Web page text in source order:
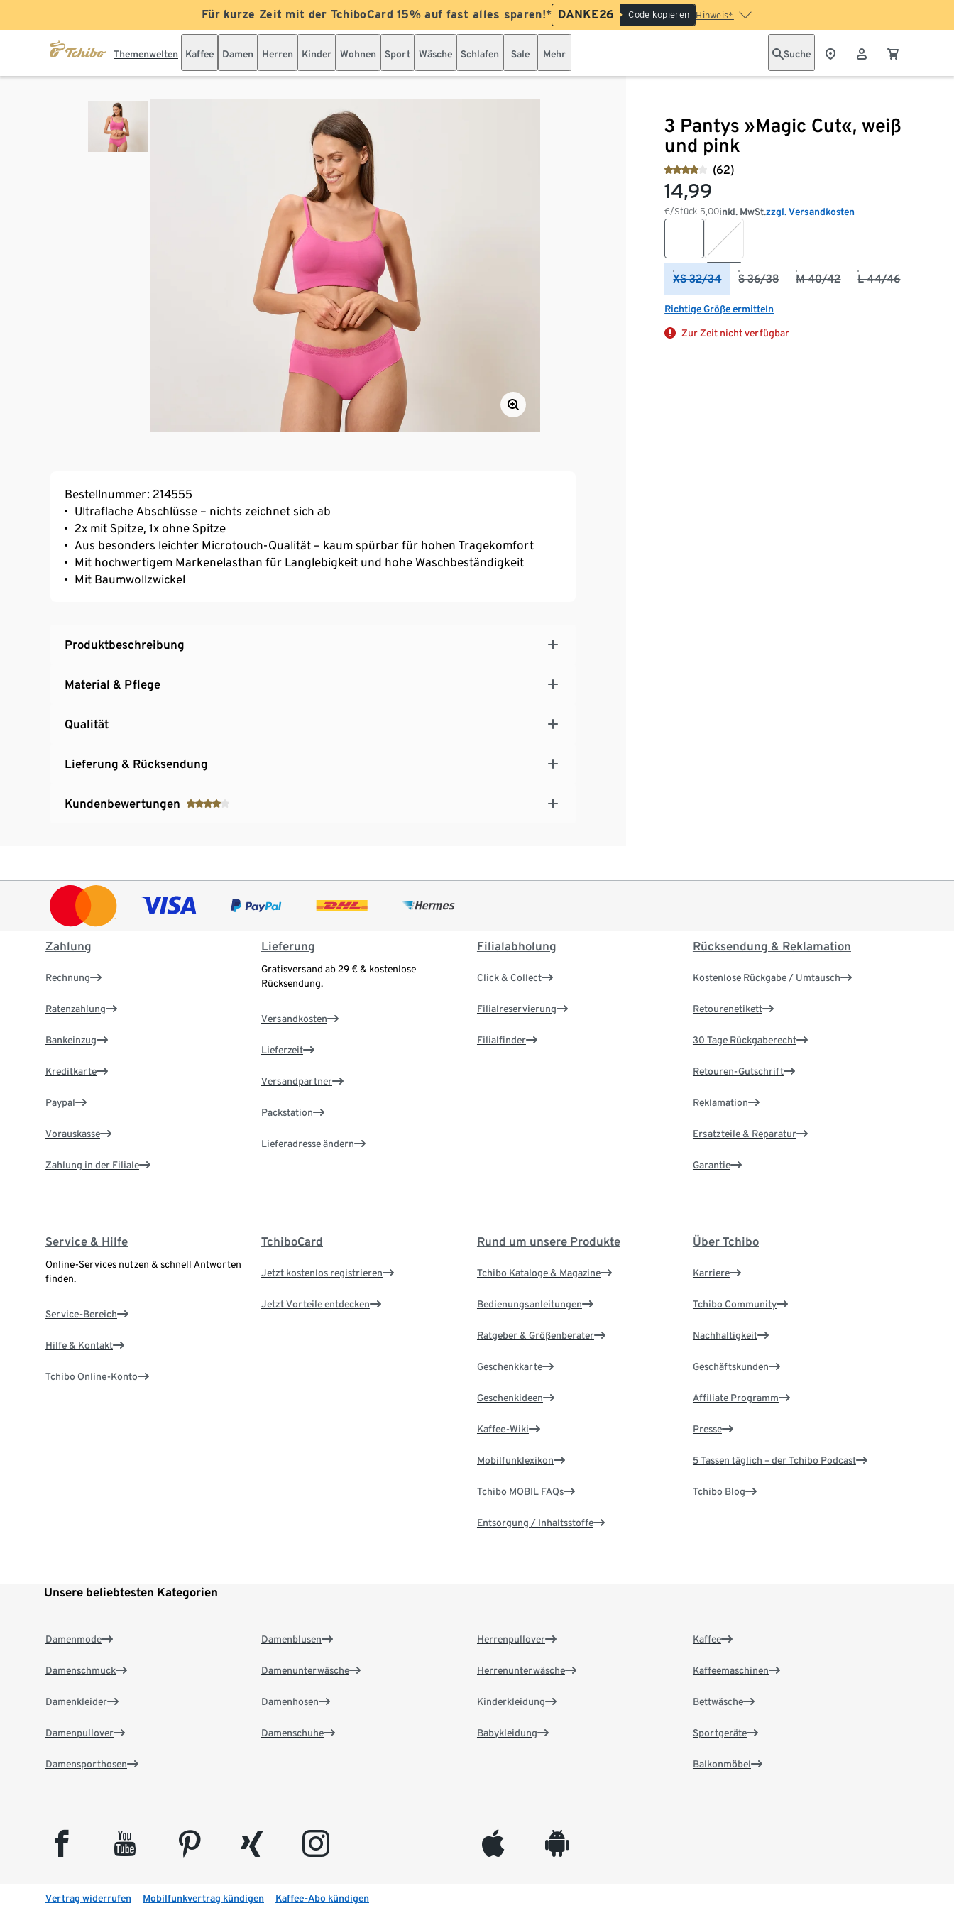
Für kurze Zeit mit der TchiboCard 15% auf fast alles sparen!* DANKE26 Code kopieren Hinweis*
Themenwelten Kaffee Damen Herren Kinder Wohnen Sport Wäsche Schlafen Sale Mehr Suche
3 Pantys »Magic Cut«, weiß
und pink
(62)
14,99
€/Stück 5,00inkl. MwSt.zzgl. Versandkosten
XS 32/34 S 36/38 M 40/42 L 44/46
Richtige Größe ermitteln
Zur Zeit nicht verfügbar
Bestellnummer: 214555
Ultraflache Abschlüsse – nichts zeichnet sich ab
2x mit Spitze, 1x ohne Spitze
Aus besonders leichter Microtouch-Qualität – kaum spürbar für hohen Tragekomfort
Mit hochwertigem Markenelasthan für Langlebigkeit und hohe Waschbeständigkeit
Mit Baumwollzwickel
Produktbeschreibung
Material & Pflege
Qualität
Lieferung & Rücksendung
Kundenbewertungen
Zahlung
Rechnung
Ratenzahlung
Bankeinzug
Kreditkarte
Paypal
Vorauskasse
Zahlung in der Filiale
Lieferung
Gratisversand ab 29 € & kostenlose
Rücksendung.
Versandkosten
Lieferzeit
Versandpartner
Packstation
Lieferadresse ändern
Filialabholung
Click & Collect
Filialreservierung
Filialfinder
Rücksendung & Reklamation
Kostenlose Rückgabe / Umtausch
Retourenetikett
30 Tage Rückgaberecht
Retouren-Gutschrift
Reklamation
Ersatzteile & Reparatur
Garantie
Service & Hilfe
Online-Services nutzen & schnell Antworten
finden.
Service-Bereich
Hilfe & Kontakt
Tchibo Online-Konto
TchiboCard
Jetzt kostenlos registrieren
Jetzt Vorteile entdecken
Rund um unsere Produkte
Tchibo Kataloge & Magazine
Bedienungsanleitungen
Ratgeber & Größenberater
Geschenkkarte
Geschenkideen
Kaffee-Wiki
Mobilfunklexikon
Tchibo MOBIL FAQs
Entsorgung / Inhaltsstoffe
Über Tchibo
Karriere
Tchibo Community
Nachhaltigkeit
Geschäftskunden
Affiliate Programm
Presse
5 Tassen täglich – der Tchibo Podcast
Tchibo Blog
Unsere beliebtesten Kategorien
Damenmode
Damenschmuck
Damenkleider
Damenpullover
Damensporthosen
Damenblusen
Damenunterwäsche
Damenhosen
Damenschuhe
Herrenpullover
Herrenunterwäsche
Kinderkleidung
Babykleidung
Kaffee
Kaffeemaschinen
Bettwäsche
Sportgeräte
Balkonmöbel
facebook youtube pinterest xing instagram appleinc android
Vertrag widerrufen Mobilfunkvertrag kündigen Kaffee-Abo kündigen